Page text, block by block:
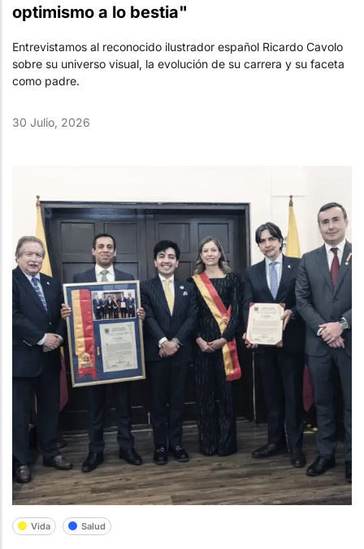
optimismo a lo bestia"
Entrevistamos al reconocido ilustrador español Ricardo Cavolo
sobre su universo visual, la evolución de su carrera y su faceta
como padre.
30 Julio, 2026
Vida Salud